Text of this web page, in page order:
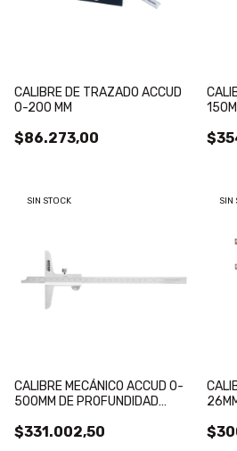
CALIBRE DE TRAZADO ACCUD
0-200 MM
$86.273,00
SIN STOCK
CALIBRE MECÁNICO ACCUD 0-
500MM DE PROFUNDIDAD
$331.002,50
SIN